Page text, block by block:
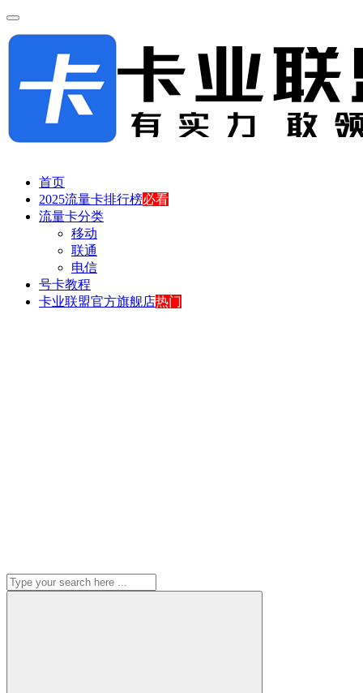
首页
2025流量卡排行榜必看
流量卡分类
移动
联通
电信
号卡教程
卡业联盟官方旗舰店热门